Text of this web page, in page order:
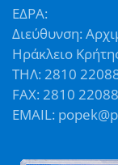
ΕΔΡΑ:
Διεύθυνση:
Ηράκλειο
ΤΗΛ: 2810
FAX: 2810
EMAIL: